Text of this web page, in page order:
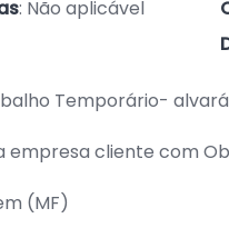
: Não aplicável
Temporário-
cliente com
(MF)